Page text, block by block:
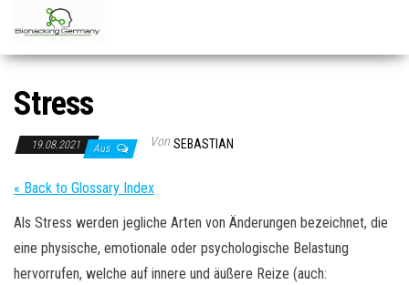
Inhalt
springen
Stress
19.08.2021 Aus Von SEBASTIAN
« Back to Glossary Index
Als Stress werden jegliche Arten von Änderungen bezeichnet, die
eine physische, emotionale oder psychologische Belastung
hervorrufen, welche auf innere und äußere Reize (auch: